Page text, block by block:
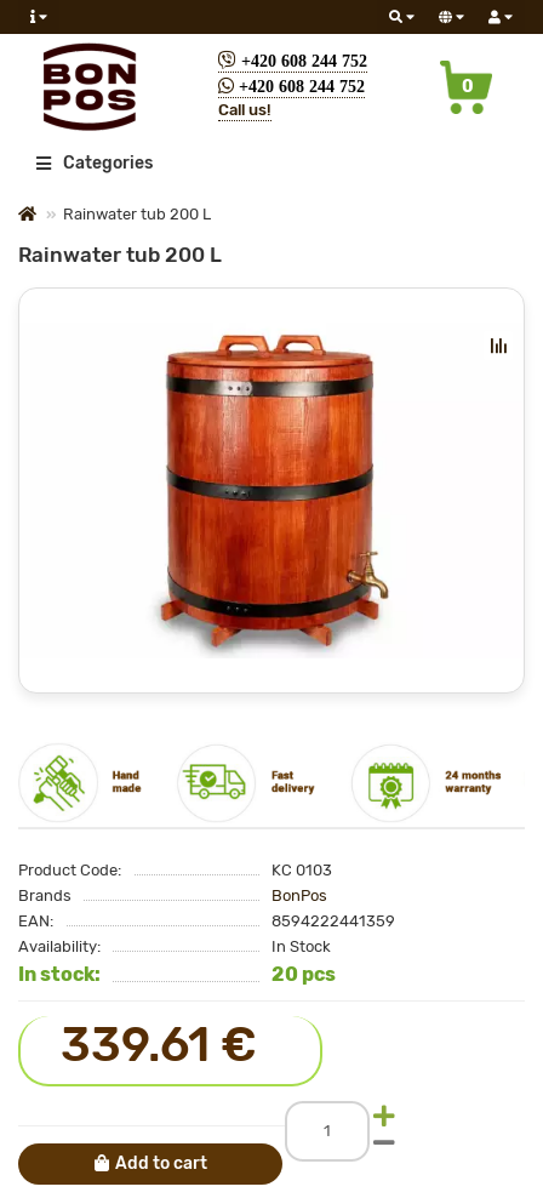
+420 608 244 752
+420 608 244 752
Call us!
0
All Categories
Rainwater tub 200 L
Rainwater tub 200 L
Product Code:
KC 0103
Brands
BonPos
EAN:
8594222441359
Availability:
In Stock
In stock: 20 pcs
339.61 €
Add to cart